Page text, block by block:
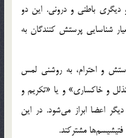
باطني و دروني. اين دو
شناسايي پرستش‌ كنندگان به
و احترام، به روشني لمس
و خاكساري» و يا «تكريم و
اعضا ابراز مي‌شود. در اين
مشتركند.